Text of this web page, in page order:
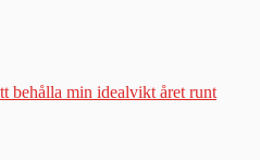
behålla min idealvikt året runt